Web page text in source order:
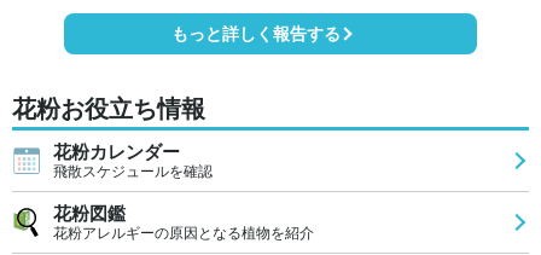
もっと詳しく報告する
花粉お役立ち情報
花粉カレンダー
飛散スケジュールを確認
花粉図鑑
花粉アレルギーの原因となる植物を紹介